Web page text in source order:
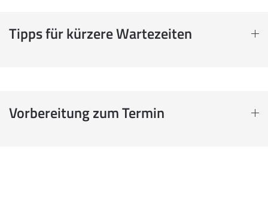
Tipps für kürzere Wartezeiten
Vorbereitung zum Termin